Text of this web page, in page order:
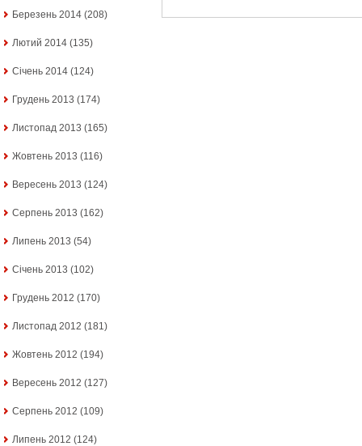
Березень 2014 (208)
Лютий 2014 (135)
Січень 2014 (124)
Грудень 2013 (174)
Листопад 2013 (165)
Жовтень 2013 (116)
Вересень 2013 (124)
Серпень 2013 (162)
Липень 2013 (54)
Січень 2013 (102)
Грудень 2012 (170)
Листопад 2012 (181)
Жовтень 2012 (194)
Вересень 2012 (127)
Серпень 2012 (109)
Липень 2012 (124)